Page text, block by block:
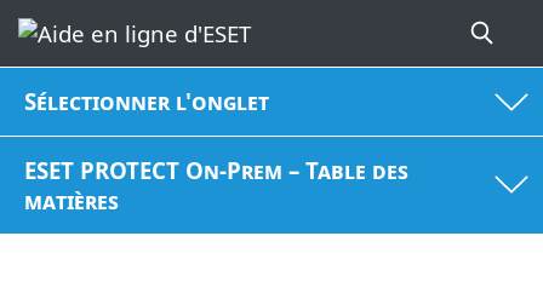
Sélectionner l'onglet
ESET PROTECT On-Prem – Table des
matières